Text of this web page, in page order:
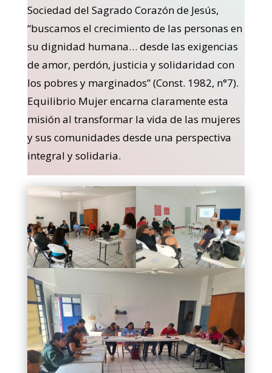
Sociedad del Sagrado Corazón de Jesús,
“buscamos el crecimiento de las personas en
su dignidad humana… desde las exigencias
de amor, perdón, justicia y solidaridad con
los pobres y marginados” (Const. 1982, n°7).
Equilibrio Mujer encarna claramente esta
misión al transformar la vida de las mujeres
y sus comunidades desde una perspectiva
integral y solidaria.